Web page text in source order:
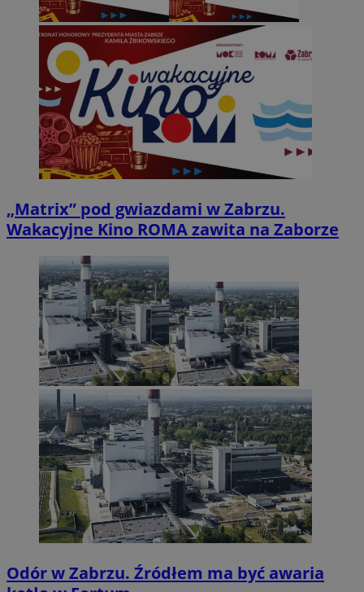
„Matrix” pod gwiazdami w Zabrzu.
Wakacyjne Kino ROMA zawita na Zaborze
Odór w Zabrzu. Źródłem ma być awaria